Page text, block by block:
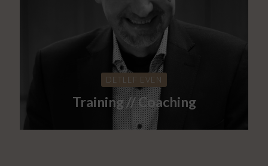
DETLEF EVEN
Training // Coaching